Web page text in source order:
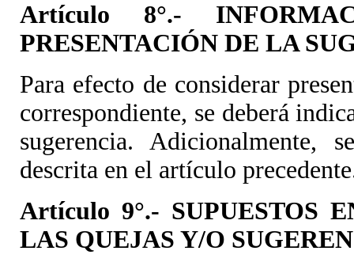
Artículo 8°.-
PRESENTACIÓN DE LA
Para efecto de considerar
correspondiente, se deberá
sugerencia. Adicionalmente,
descrita en el artículo
Artículo 9°.- SUPUESTOS
LAS QUEJAS Y/O